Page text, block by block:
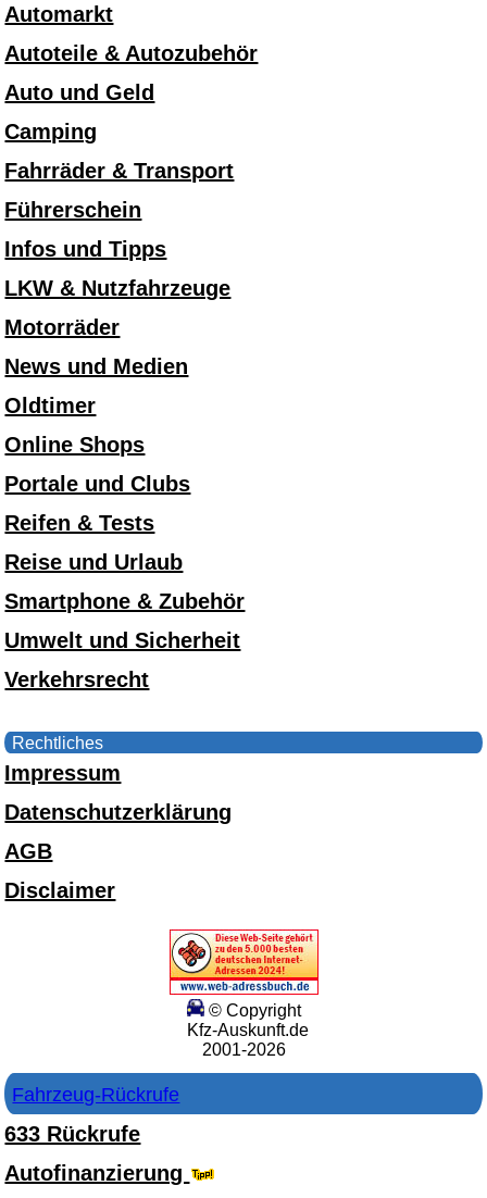
Automarkt
Autoteile & Autozubehör
Auto und Geld
Camping
Fahrräder & Transport
Führerschein
Infos und Tipps
LKW & Nutzfahrzeuge
Motorräder
News und Medien
Oldtimer
Online Shops
Portale und Clubs
Reifen & Tests
Reise und Urlaub
Smartphone & Zubehör
Umwelt und Sicherheit
Verkehrsrecht
Rechtliches
Impressum
Datenschutzerklärung
AGB
Disclaimer
© Copyright
Kfz-Auskunft.de
2001-2026
Fahrzeug-Rückrufe
633 Rückrufe
Autofinanzierung